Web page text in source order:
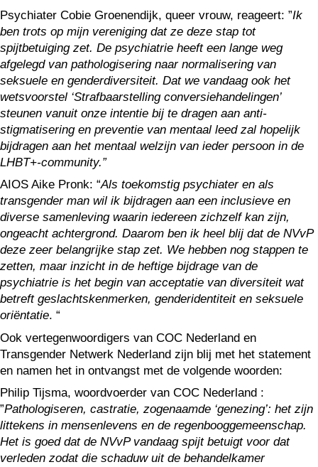
Psychiater Cobie Groenendijk, queer vrouw, reageert: ”Ik
ben trots op mijn vereniging dat ze deze stap tot
spijtbetuiging zet. De psychiatrie heeft een lange weg
afgelegd van pathologisering naar normalisering van
seksuele en genderdiversiteit. Dat we vandaag ook het
wetsvoorstel ‘Strafbaarstelling conversiehandelingen’
steunen vanuit onze intentie bij te dragen aan anti-
stigmatisering en preventie van mentaal leed zal hopelijk
bijdragen aan het mentaal welzijn van ieder persoon in de
LHBT+-community.”
AIOS Aike Pronk: “Als toekomstig psychiater en als
transgender man wil ik bijdragen aan een inclusieve en
diverse samenleving waarin iedereen zichzelf kan zijn,
ongeacht achtergrond. Daarom ben ik heel blij dat de NVvP
deze zeer belangrijke stap zet. We hebben nog stappen te
zetten, maar inzicht in de heftige bijdrage van de
psychiatrie is het begin van acceptatie van diversiteit wat
betreft geslachtskenmerken, genderidentiteit en seksuele
oriëntatie. “
Ook vertegenwoordigers van COC Nederland en
Transgender Netwerk Nederland zijn blij met het statement
en namen het in ontvangst met de volgende woorden:
Philip Tijsma, woordvoerder van COC Nederland :
”Pathologiseren, castratie, zogenaamde ‘genezing’: het zijn
littekens in mensenlevens en de regenbooggemeenschap.
Het is goed dat de NVvP vandaag spijt betuigt voor dat
verleden zodat die schaduw uit de behandelkamer